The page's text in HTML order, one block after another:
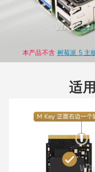
本产品不含 树莓派 5 主
适